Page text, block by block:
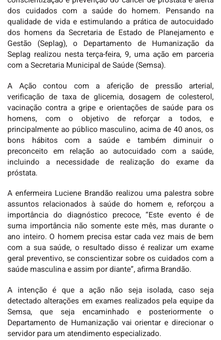
dos cuidados com a saúde do homem. Pensando na
qualidade de vida e estimulando a prática de autocuidado
dos homens da Secretaria de Estado de Planejamento e
Gestão (Seplag), o Departamento de Humanização da
Seplag realizou nesta terça-feira, 9, uma ação em parceria
com a Secretaria Municipal de Saúde (Semsa).
A Ação contou com a aferição de pressão arterial,
verificação de taxa de glicemia, dosagem de colesterol,
vacinação contra a gripe e orientações de saúde para os
homens, com o objetivo de reforçar a todos, e
principalmente ao público masculino, acima de 40 anos, os
bons hábitos com a saúde e também diminuir o
preconceito em relação ao autocuidado com a saúde,
incluindo a necessidade de realização do exame da
próstata.
A enfermeira Luciene Brandão realizou uma palestra sobre
assuntos relacionados à saúde do homem e, reforçou a
importância do diagnóstico precoce, “Este evento é de
suma importância não somente este mês, mas durante o
ano inteiro. O homem precisa estar cada vez mais de bem
com a sua saúde, o resultado disso é realizar um exame
geral preventivo, se conscientizar sobre os cuidados com a
saúde masculina e assim por diante”, afirma Brandão.
A intenção é que a ação não seja isolada, caso seja
detectado alterações em exames realizados pela equipe da
Semsa, que seja encaminhado e posteriormente o
Departamento de Humanização vai orientar e direcionar o
servidor para um atendimento especializado.